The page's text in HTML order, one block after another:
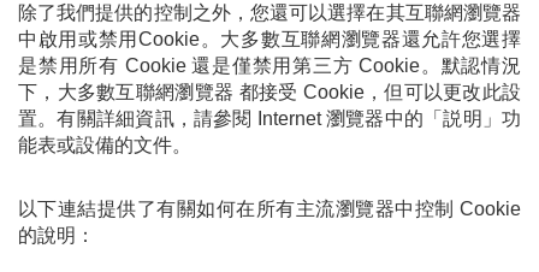
除了我們提供的控制之外，您還可以選擇在其互聯網瀏覽器
中啟用或禁用Cookie。大多數互聯網瀏覽器還允許您選擇
是禁用所有 Cookie 還是僅禁用第三方 Cookie。默認情況
下，大多數互聯網瀏覽器 都接受 Cookie，但可以更改此設
置。有關詳細資訊，請參閱 Internet 瀏覽器中的「説明」功
能表或設備的文件。
以下連結提供了有關如何在所有主流瀏覽器中控制 Cookie
的說明：